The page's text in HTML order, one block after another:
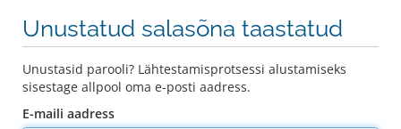
Unustatud salasõna taastatud
Unustasid parooli? Lähtestamisprotsessi alustamiseks
sisestage allpool oma e-posti aadress.
E-maili aadress